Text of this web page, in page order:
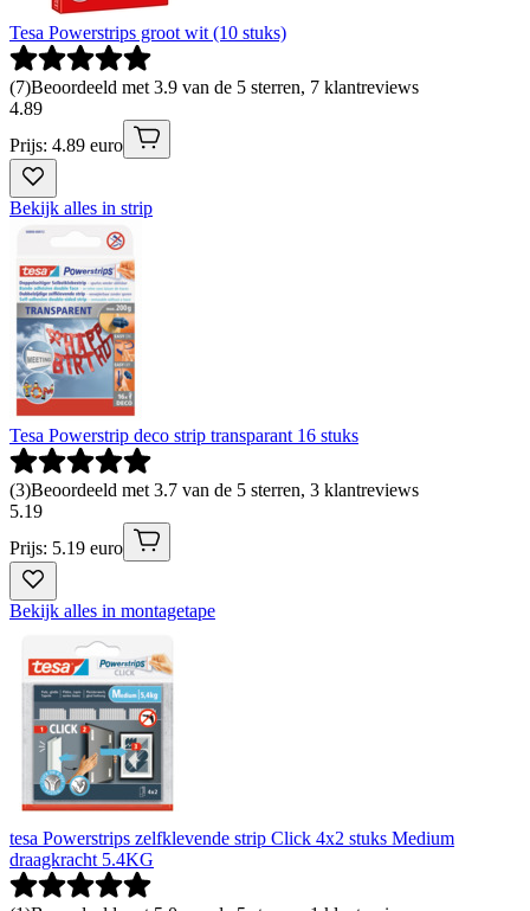
Tesa Powerstrips groot wit (10 stuks)
(7)Beoordeeld met 3.9 van de 5 sterren, 7 klantreviews
4.89
Prijs: 4.89 euro
Bekijk alles in strip
Tesa Powerstrip deco strip transparant 16 stuks
(3)Beoordeeld met 3.7 van de 5 sterren, 3 klantreviews
5.19
Prijs: 5.19 euro
Bekijk alles in montagetape
tesa Powerstrips zelfklevende strip Click 4x2 stuks Medium
draagkracht 5.4KG